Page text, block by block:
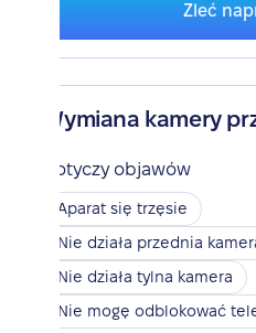
Zleć
Wymiana kamery
Dotyczy objawów
Aparat się trzęsie
Nie działa przednia
Nie działa tylna kamera
Nie mogę odblokować